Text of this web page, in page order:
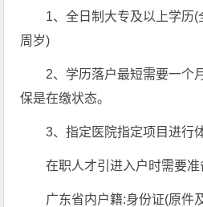
1、全日制大专及以上学历
周岁)
2、学历落户最短需要一个
保是在缴状态。
3、指定医院指定项目进行
在职人才引进入户时需要准
广东省内户籍:身份证(原件